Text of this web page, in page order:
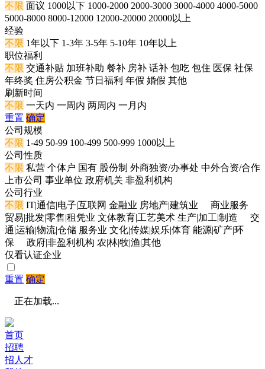
不限 面议 1000以下 1000-2000 2000-3000 3000-4000 4000-5000
5000-8000 8000-12000 12000-20000 20000以上
经验
不限 1年以下 1-3年 3-5年 5-10年 10年以上
职位福利
不限 交通补贴 加班补助 餐补 房补 话补 包吃 包住 医保 社保
年终奖 住房公积金 节日福利 年假 婚假 其他
刷新时间
不限 一天内 一周内 两周内 一月内
重置 确定
公司规模
不限 1-49 50-99 100-499 500-999 1000以上
公司性质
不限 私营 个体户 国有 股份制 外商独资/办事处 中外合资/合作
上市公司 事业单位 政府机关 非盈利机构
公司行业
不限 IT|通信|电子|互联网 金融业 房地产|建筑业
商业服务
贸易|批发|零售|租凭业 文体教育|工艺美术 生产|加工|制造
交
通|运输|物流|仓储 服务业 文化|传媒|娱乐|体育 能源|矿产|环
保
政府|非盈利机构 农|林|牧|渔|其他
仅看认证企业
重置 确定
正在加载...
首页
招聘
招人才